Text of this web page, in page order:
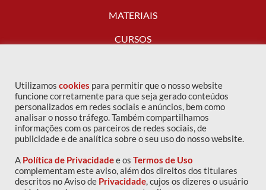
MATERIAIS
CURSOS
FALE CONOSCO
Utilizamos cookies para permitir que o nosso website
funcione corretamente para que seja gerado conteúdos
personalizados em redes sociais e anúncios, bem como
analisar o nosso tráfego. Também compartilhamos
informações com os parceiros de redes sociais, de
publicidade e de analítica sobre o seu uso do nosso website.
A Política de Privacidadee os Termos de Uso
complementam este aviso, além dos direitos dos titulares
descritos no Aviso de Privacidade, cujos os dizeres o usuário